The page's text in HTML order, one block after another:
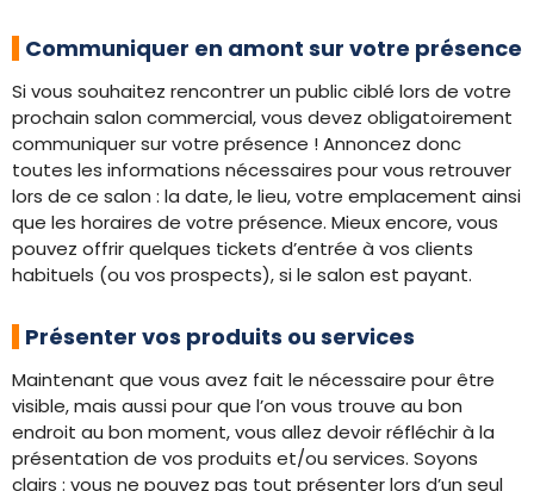
Communiquer en amont sur votre présence
Si vous souhaitez rencontrer un public ciblé lors de votre
prochain salon commercial, vous devez obligatoirement
communiquer sur votre présence ! Annoncez donc
toutes les informations nécessaires pour vous retrouver
lors de ce salon : la date, le lieu, votre emplacement ainsi
que les horaires de votre présence. Mieux encore, vous
pouvez offrir quelques tickets d’entrée à vos clients
habituels (ou vos prospects), si le salon est payant.
Présenter vos produits ou services
Maintenant que vous avez fait le nécessaire pour être
visible, mais aussi pour que l’on vous trouve au bon
endroit au bon moment, vous allez devoir réfléchir à la
présentation de vos produits et/ou services. Soyons
clairs : vous ne pouvez pas tout présenter lors d’un seul